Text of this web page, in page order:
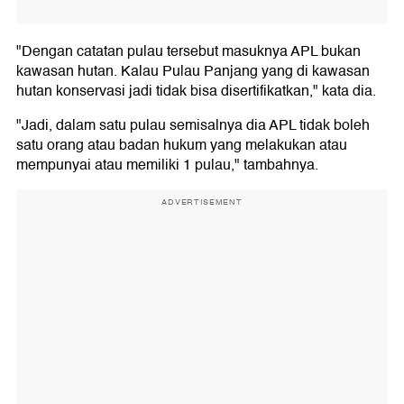
"Dengan catatan pulau tersebut masuknya APL bukan
kawasan hutan. Kalau Pulau Panjang yang di kawasan
hutan konservasi jadi tidak bisa disertifikatkan," kata dia.
"Jadi, dalam satu pulau semisalnya dia APL tidak boleh
satu orang atau badan hukum yang melakukan atau
mempunyai atau memiliki 1 pulau," tambahnya.
ADVERTISEMENT